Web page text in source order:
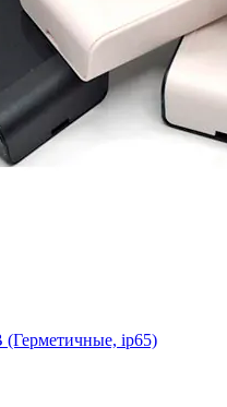
(Герметичные, ip65)